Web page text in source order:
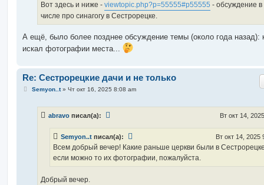
Вот здесь и ниже - viewtopic.php?p=55555#p55555 - обсуждение в
числе про синагогу в Сестрорецке.
А ещё, было более позднее обсуждение темы (около года назад):
искал фотографии места...
Re: Сестрорецкие дачи и не только
СSemyon..t» Чт окт 16, 2025 8:08 am
abravo писал(а): Вт окт 14,
Semyon..t писал(а): Вт окт 14, 2025
Всем добрый вечер! Какие раньше церкви были в
если можно то их фотографии, пожалуйста.
Добрый вечер.